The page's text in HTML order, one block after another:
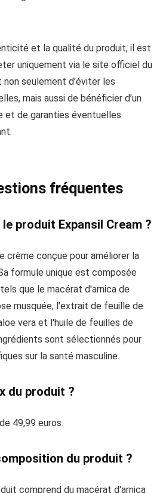
et la qualité du produit, il est
uniquement via le site officiel du
seulement d’éviter les
mais aussi de bénéficier d’un
et de garanties éventuelles
fréquentes
produit Expansil Cream ?
crème conçue pour améliorer la
formule unique est composée
que le macérat d'arnica de
musquée, l'extrait de feuille de
vera et l'huile de feuilles de
sont sélectionnés pour
sur la santé masculine.
du produit ?
49,99 euros.
du produit ?
comprend du macérat d'arnica